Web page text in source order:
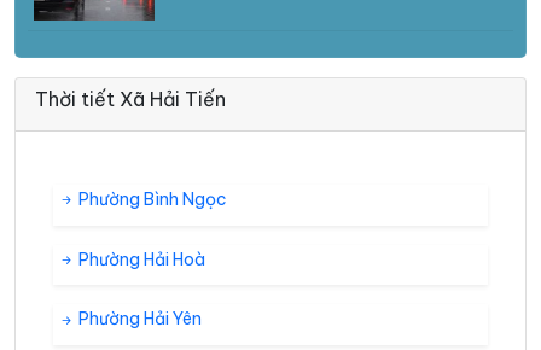
Thời tiết Xã Hải Tiến
Phường Bình Ngọc
Phường Hải Hoà
Phường Hải Yên